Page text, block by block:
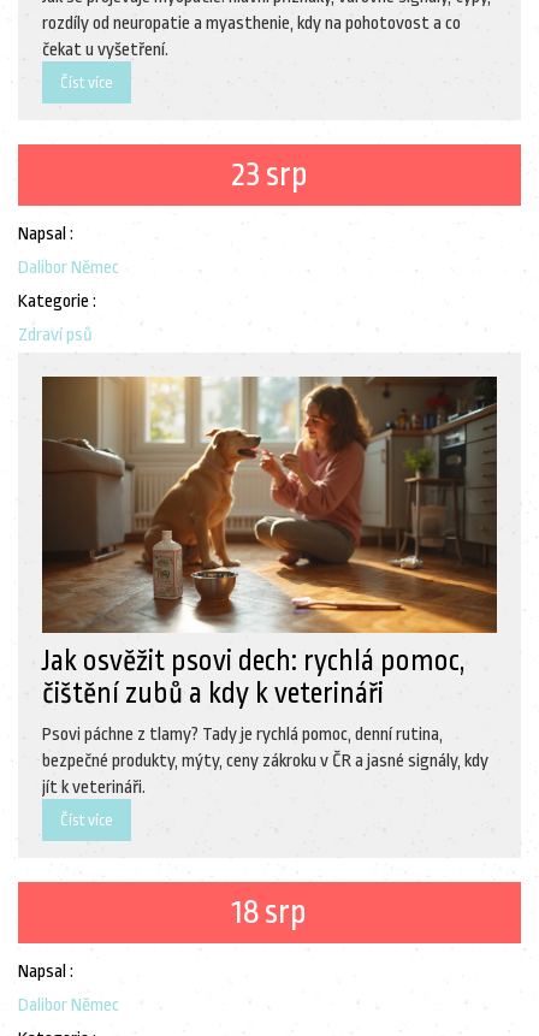
rozdíly od neuropatie a myasthenie, kdy na pohotovost a co
čekat u vyšetření.
Číst více
23 srp
Napsal :
Dalibor Němec
Kategorie :
Zdraví psů
Jak osvěžit psovi dech: rychlá pomoc,
čištění zubů a kdy k veterináři
Psovi páchne z tlamy? Tady je rychlá pomoc, denní rutina,
bezpečné produkty, mýty, ceny zákroku v ČR a jasné signály, kdy
jít k veterináři.
Číst více
18 srp
Napsal :
Dalibor Němec